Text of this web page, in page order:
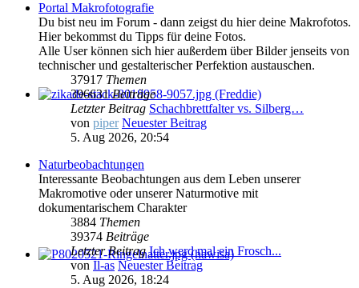
Portal Makrofotografie
Du bist neu im Forum - dann zeigst du hier deine Makrofotos.
Hier bekommst du Tipps für deine Fotos.
Alle User können sich hier außerdem über Bilder jenseits von
technischer und gestalterischer Perfektion austauschen.
37917 Themen
396631Beiträge
Letzter Beitrag Schachbrettfalter vs. Silberg…
von piper Neuester Beitrag
5. Aug 2026, 20:54
Naturbeobachtungen
Interessante Beobachtungen aus dem Leben unserer
Makromotive oder unserer Naturmotive mit
dokumentarischem Charakter
3884 Themen
39374 Beiträge
Letzter Beitrag Ich werd mal ein Frosch...
von Il-as Neuester Beitrag
5. Aug 2026, 18:24